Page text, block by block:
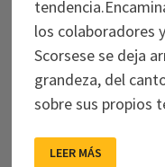
los colaboradores
Scorsese se deja
grandeza, del
sobre sus propios
EL
IRLANDÉS
LEER MÁS